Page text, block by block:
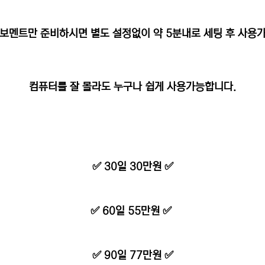
멘트만 준비하시면 별도 설정없이 약 5분내로 세팅 후 사용
컴퓨터를 잘 몰라도 누구나 쉽게 사용가능합니다.
✅ 30일 30만원 ✅
✅ 60일 55만원 ✅
✅ 90일 77만원 ✅